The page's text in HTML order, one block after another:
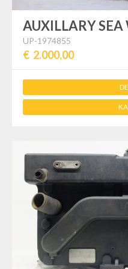
AUXILLARY SEA
UP-1974855
€ 2.000,00